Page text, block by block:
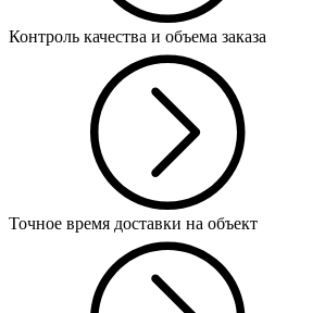
Контроль качества и объема заказа
Точное время доставки на объект